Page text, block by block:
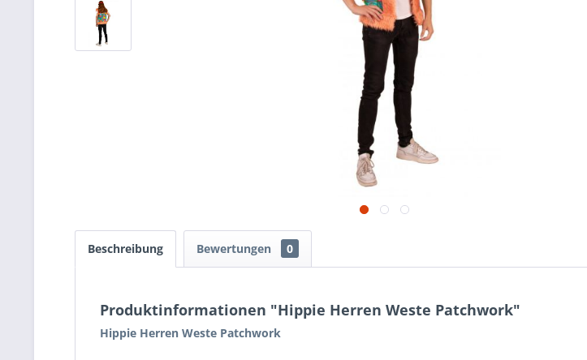
Beschreibung Bewertungen 0
Produktinformationen "Hippie Herren Weste Patchwork"
Hippie Herren Weste Patchwork